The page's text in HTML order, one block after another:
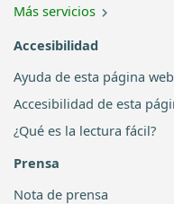
Más servicios
Accesibilidad
Ayuda de esta página web
Accesibilidad de esta
¿Qué es la lectura fácil?
Prensa
Nota de prensa